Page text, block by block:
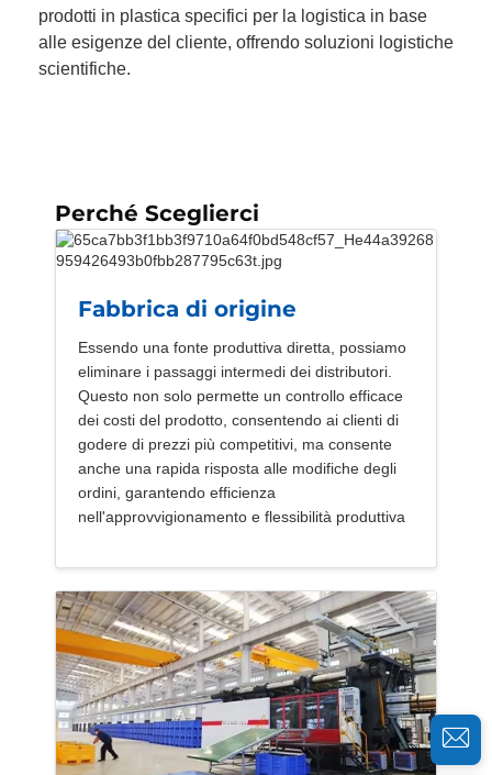
prodotti in plastica specifici per la logistica in base
alle esigenze del cliente, offrendo soluzioni logistiche
scientifiche.
Perché Sceglierci
Fabbrica di origine
Essendo una fonte produttiva diretta, possiamo
eliminare i passaggi intermedi dei distributori.
Questo non solo permette un controllo efficace
dei costi del prodotto, consentendo ai clienti di
godere di prezzi più competitivi, ma consente
anche una rapida risposta alle modifiche degli
ordini, garantendo efficienza
nell'approvvigionamento e flessibilità produttiva